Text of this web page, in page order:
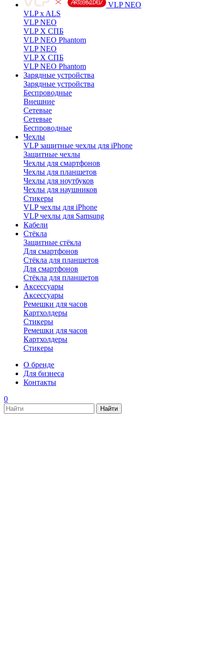
VLP NEO
VLP x ALS
VLP NEO
VLP X СПБ
VLP NEO Phantom
VLP NEO
VLP X СПБ
VLP NEO Phantom
Зарядные устройства
Зарядные устройства
Беспроводные
Внешние
Сетевые
Сетевые
Беспроводные
Чехлы
VLP защитные чехлы для iPhone
Защитные чехлы
Чехлы для смартфонов
Чехлы для планшетов
Чехлы для ноутбуков
Чехлы для наушников
Стикеры
VLP чехлы для iPhone
VLP чехлы для Samsung
Кабели
Стёкла
Защитные стёкла
Для смартфонов
Стёкла для планшетов
Для смартфонов
Стёкла для планшетов
Аксессуары
Аксессуары
Ремешки для часов
Картхолдеры
Стикеры
Ремешки для часов
Картхолдеры
Стикеры
О бренде
Для бизнеса
Контакты
0